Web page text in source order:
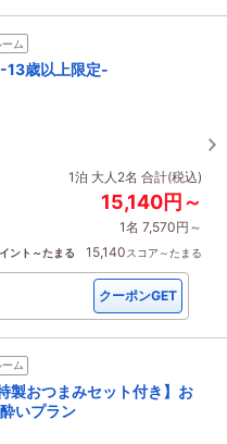
ム
-13歳以上限定-
1泊 大人2名 合計(税込)
15,140円～
1名 7,570円～
ント～たまる 15,140スコア～たまる
クーポンGET
ム
製おつまみセット付き】お
いプラン